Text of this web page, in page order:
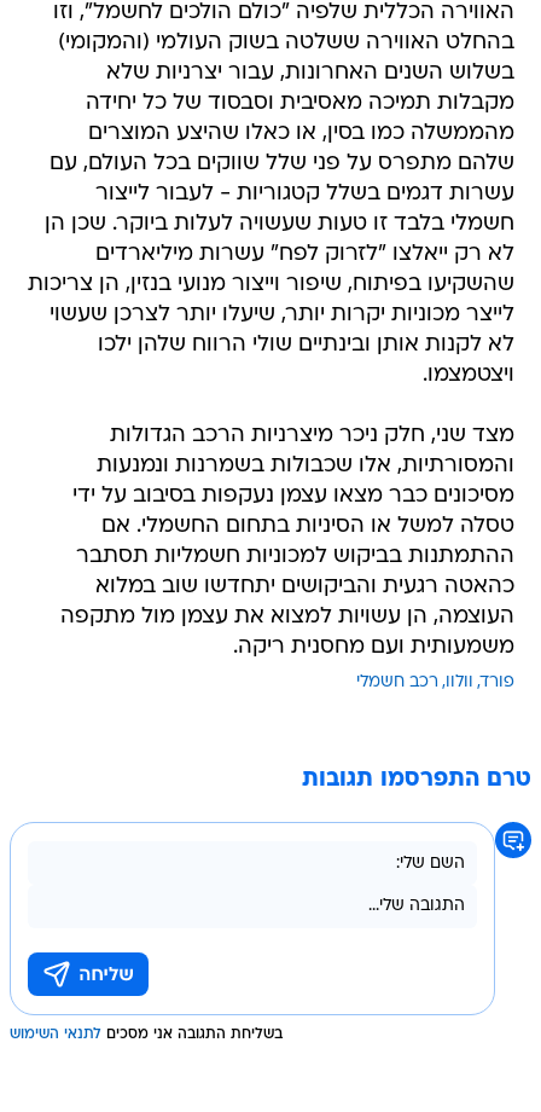
האווירה הכללית שלפיה "כולם הולכים לחשמל", וזו
בהחלט האווירה ששלטה בשוק העולמי (והמקומי)
בשלוש השנים האחרונות, עבור יצרניות שלא
מקבלות תמיכה מאסיבית וסבסוד של כל יחידה
מהממשלה כמו בסין, או כאלו שהיצע המוצרים
שלהם מתפרס על פני שלל שווקים בכל העולם, עם
עשרות דגמים בשלל קטגוריות - לעבור לייצור
חשמלי בלבד זו טעות שעשויה לעלות ביוקר. שכן הן
לא רק ייאלצו "לזרוק לפח" עשרות מיליארדים
שהשקיעו בפיתוח, שיפור וייצור מנועי בנזין, הן צריכות
לייצר מכוניות יקרות יותר, שיעלו יותר לצרכן שעשוי
לא לקנות אותן ובינתיים שולי הרווח שלהן ילכו
ויצטמצמו.
מצד שני, חלק ניכר מיצרניות הרכב הגדולות
והמסורתיות, אלו שכבולות בשמרנות ונמנעות
מסיכונים כבר מצאו עצמן נעקפות בסיבוב על ידי
טסלה למשל או הסיניות בתחום החשמלי. אם
ההתמתנות בביקוש למכוניות חשמליות תסתבר
כהאטה רגעית והביקושים יתחדשו שוב במלוא
העוצמה, הן עשויות למצוא את עצמן מול מתקפה
משמעותית ועם מחסנית ריקה.
פורד וולוו רכב חשמלי
טרם התפרסמו תגובות
בשליחת התגובה אני מסכים לתנאי השימוש